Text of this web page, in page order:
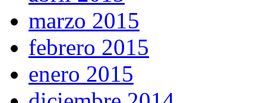
marzo 2015
febrero 2015
enero 2015